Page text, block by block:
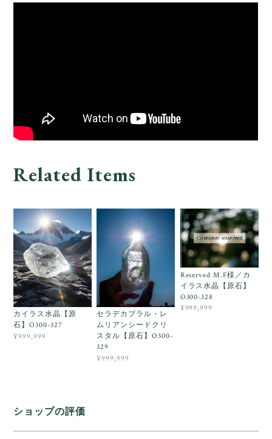
Related Items
カイラス水晶【原
石】O300-327
¥999,999
セラデカブラル・レ
ムリアンシードクリ
スタル【原石】O300-
329
¥999,999
Reserved M.F様／カ
イラス水晶【原石】
O300-328
¥999,999
ショップの評価